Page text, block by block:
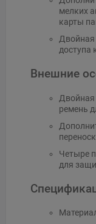
мелких
карты
Двойная
доступа
Внешние
Двойная
ремень
Четыре
для